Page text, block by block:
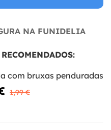
NA FUNIDELIA
com bruxas penduradas
1,99 €